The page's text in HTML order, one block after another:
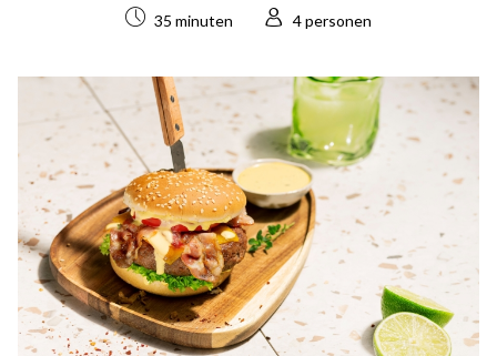
35 minuten 4 personen